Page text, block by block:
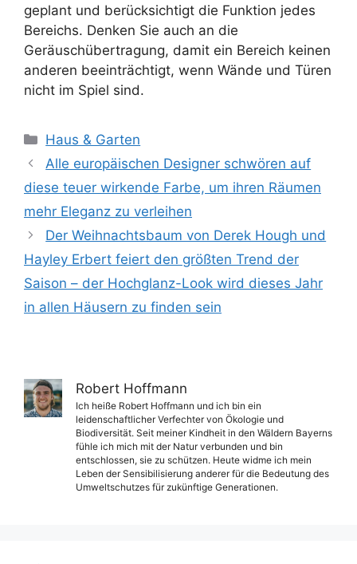
geplant und berücksichtigt die Funktion jedes
Bereichs. Denken Sie auch an die
Geräuschübertragung, damit ein Bereich keinen
anderen beeinträchtigt, wenn Wände und Türen
nicht im Spiel sind.
Kategorien
Haus & Garten
Alle europäischen Designer schwören auf
diese teuer wirkende Farbe, um ihren Räumen
mehr Eleganz zu verleihen
Der Weihnachtsbaum von Derek Hough und
Hayley Erbert feiert den größten Trend der
Saison – der Hochglanz-Look wird dieses Jahr
in allen Häusern zu finden sein
Robert Hoffmann
Ich heiße Robert Hoffmann und ich bin ein
leidenschaftlicher Verfechter von Ökologie und
Biodiversität. Seit meiner Kindheit in den Wäldern Bayerns
fühle ich mich mit der Natur verbunden und bin
entschlossen, sie zu schützen. Heute widme ich mein
Leben der Sensibilisierung anderer für die Bedeutung des
Umweltschutzes für zukünftige Generationen.